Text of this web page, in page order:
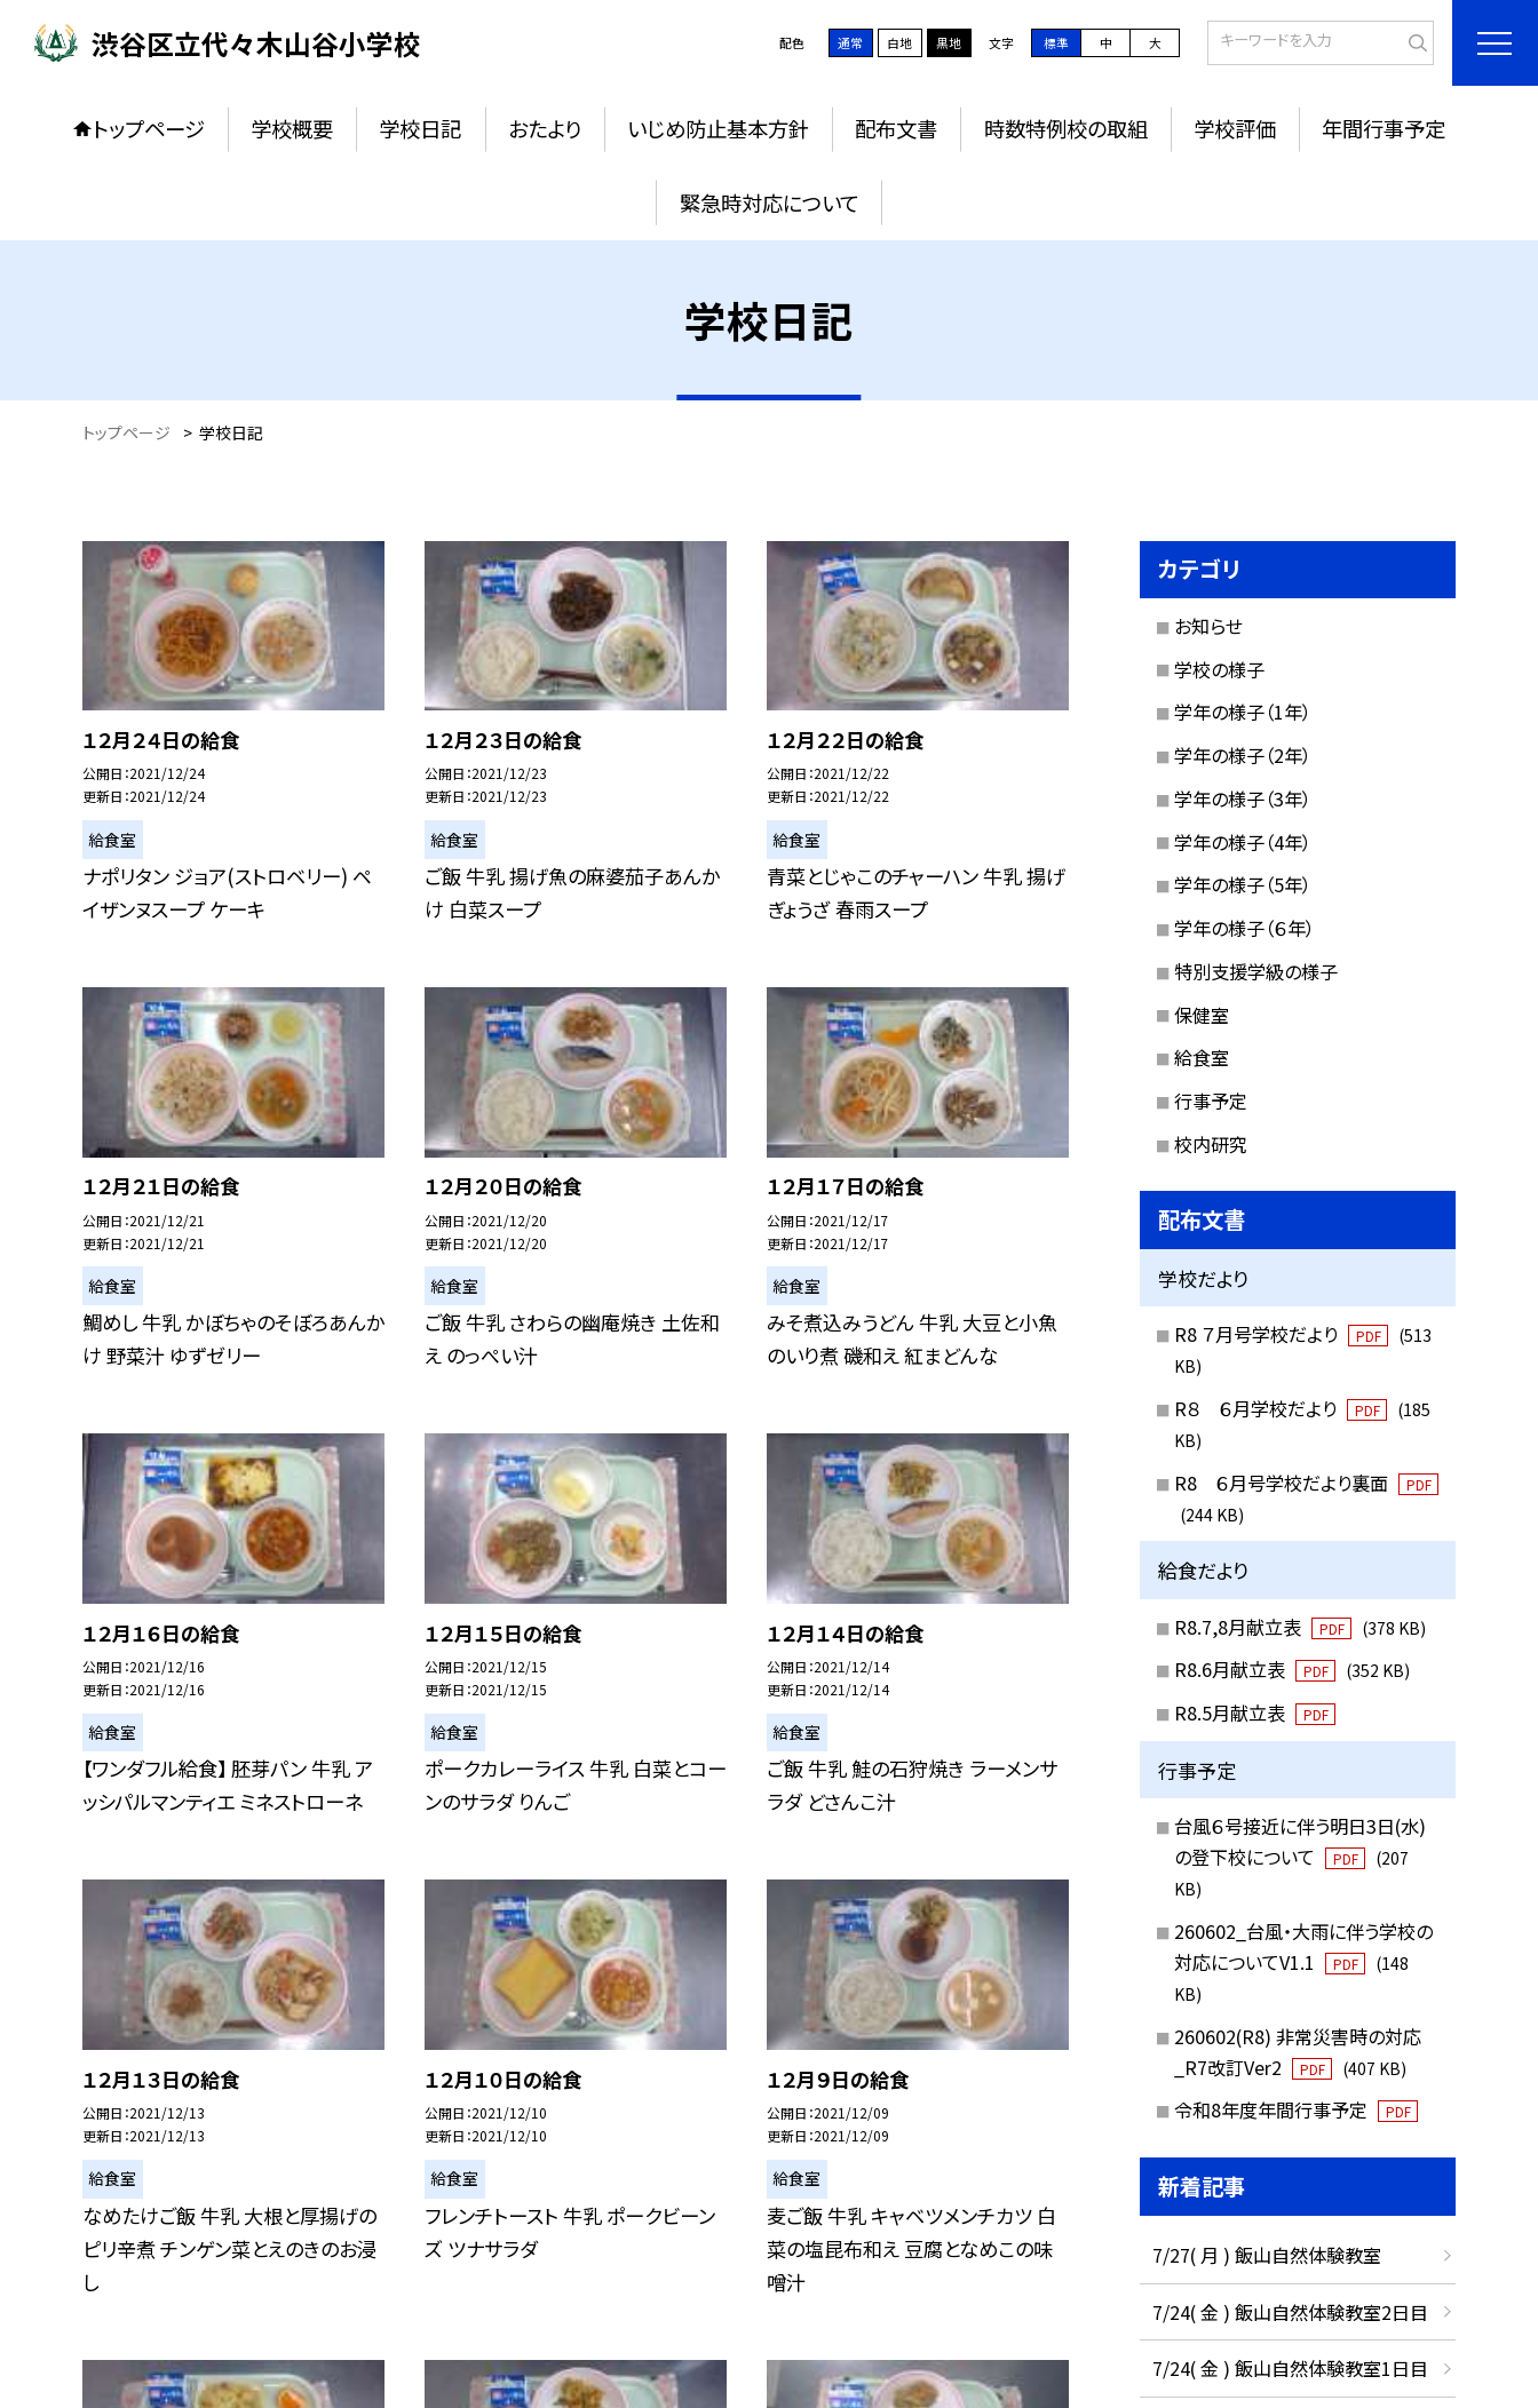
渋谷区立代々木山谷小学校 配色 通常 白地 黒地 文字 標準 中 大
トップページ 学校概要 学校日記 おたより いじめ防止基本方針 配布文書 時数特例校の取組 学校評価 年間行事予定
緊急時対応について
学校日記
トップページ > 学校日記
１２月２４日の給食
公開日 2021/12/24
更新日 2021/12/24
給食室
ナポリタン ジョア(ストロベリー) ペ
イザンヌスープ ケーキ
１２月２３日の給食
公開日 2021/12/23
更新日 2021/12/23
給食室
ご飯 牛乳 揚げ魚の麻婆茄子あんか
け 白菜スープ
１２月２２日の給食
公開日 2021/12/22
更新日 2021/12/22
給食室
青菜とじゃこのチャーハン 牛乳 揚げ
ぎょうざ 春雨スープ
１２月２１日の給食
公開日 2021/12/21
更新日 2021/12/21
給食室
鯛めし 牛乳 かぼちゃのそぼろあんか
け 野菜汁 ゆずゼリー
１２月２０日の給食
公開日 2021/12/20
更新日 2021/12/20
給食室
ご飯 牛乳 さわらの幽庵焼き 土佐和
え のっぺい汁
１２月１７日の給食
公開日 2021/12/17
更新日 2021/12/17
給食室
みそ煮込みうどん 牛乳 大豆と小魚
のいり煮 磯和え 紅まどんな
１２月１６日の給食
公開日 2021/12/16
更新日 2021/12/16
給食室
【ワンダフル給食】 胚芽パン 牛乳 ア
ッシパルマンティエ ミネストローネ
１２月１５日の給食
公開日 2021/12/15
更新日 2021/12/15
給食室
ポークカレーライス 牛乳 白菜とコー
ンのサラダ りんご
１２月１４日の給食
公開日 2021/12/14
更新日 2021/12/14
給食室
ご飯 牛乳 鮭の石狩焼き ラーメンサ
ラダ どさんこ汁
１２月１３日の給食
公開日 2021/12/13
更新日 2021/12/13
給食室
なめたけご飯 牛乳 大根と厚揚げの
ピリ辛煮 チンゲン菜とえのきのお浸
し
１２月１０日の給食
公開日 2021/12/10
更新日 2021/12/10
給食室
フレンチトースト 牛乳 ポークビーン
ズ ツナサラダ
１２月９日の給食
公開日 2021/12/09
更新日 2021/12/09
給食室
麦ご飯 牛乳 キャベツメンチカツ 白
菜の塩昆布和え 豆腐となめこの味
噌汁
カテゴリ
お知らせ
学校の様子
学年の様子（1年）
学年の様子（2年）
学年の様子（3年）
学年の様子（4年）
学年の様子（5年）
学年の様子（６年）
特別支援学級の様子
保健室
給食室
行事予定
校内研究
配布文書
学校だより
R8 ７月号学校だより PDF
(513
KB)
R８ ６月学校だより PDF
(185
KB)
R8 ６月号学校だより裏面 PDF
(244 KB)
給食だより
R8.7,8月献立表 PDF (378 KB)
R8.6月献立表 PDF (352 KB)
R8.5月献立表 PDF
行事予定
台風６号接近に伴う明日3日(水)
の登下校について
PDF
(207
KB)
260602_台風・大雨に伴う学校の
対応についてV1.1
PDF
(148
KB)
260602(R8) 非常災害時の対応
_R7改訂Ver2
PDF (407 KB)
令和8年度年間行事予定 PDF
新着記事
7/27( 月 ) 飯山自然体験教室
7/24( 金 ) 飯山自然体験教室2日目
7/24( 金 ) 飯山自然体験教室1日目